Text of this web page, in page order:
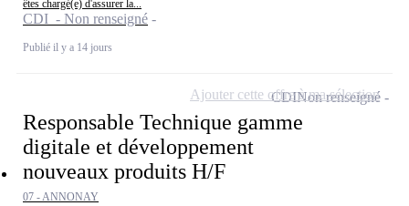
êtes chargé(e) d'assurer la...
CDI - Non renseigné
Publié il y a 14 jours
Responsable Technique gamme
digitale et développement
nouveaux produits H/F
07 - ANNONAY
CDINon renseigné
Ajouter cette offre à ma sélection